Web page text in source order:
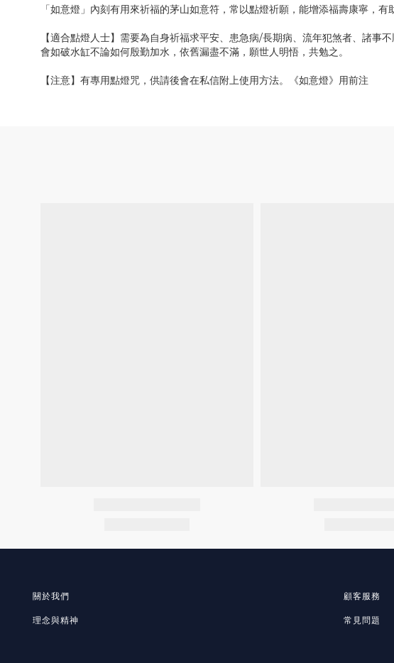
「如意燈」內刻有用來祈福的茅山如意符，常以點燈祈願，能增添福壽康寧，
【適合點燈人士】需要為自身祈福求平安、患急病/長期病、流年犯煞者、諸
會如破水缸不論如何殷勤加水，依舊漏盡不滿，願世人明悟，共勉之。
【注意】有專用點燈咒，供請後會在私信附上使用方法。《如意燈》用前注
關於我們
理念與精神
顧客服務
常見問題